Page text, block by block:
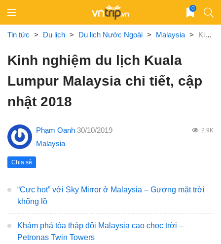
content
0
Tin tức > Du lịch > Du lịch Nước Ngoài > Malaysia > Kinh nghiệm du lịch Kuala Lumpur Malaysia chi tiết, cập nhật 2018
Kinh nghiệm du lịch Kuala
Lumpur Malaysia chi tiết, cập
nhật 2018
Phạm Oanh 30/10/2019 2.9K
Malaysia
Chia sẻ
“Cực hot” với Sky Mirror ở Malaysia – Gương mặt trời
khổng lồ
Khám phá tòa tháp đôi Malaysia cao chọc trời –
Petronas Twin Towers